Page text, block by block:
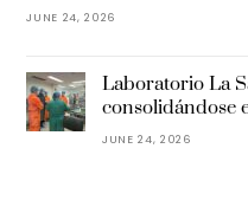
JUNE 24, 2026
Laboratorio La
consolidándose
JUNE 24, 2026